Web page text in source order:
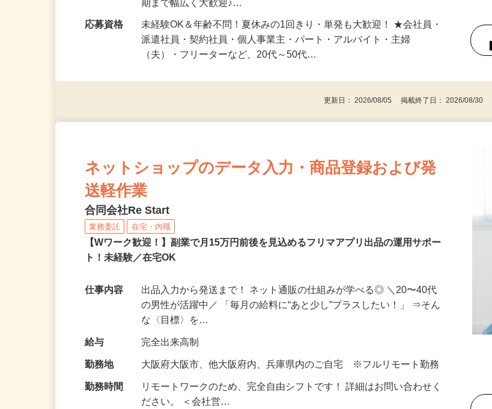
1日5分～OK！好きな時間やスキマ時間でサクッと♪ ☆1日のみ～中長
期まで幅広く大歓迎♪…
未経験OK＆年齢不問！夏休みの1回きり・単発も大歓迎！ ★会社員・
派遣社員・契約社員・個人事業主・パート・アルバイト・主婦
更新日： 2026/08/05 掲載終了日： 2026/08/30
ネットショップのデータ入力・商品登録および発
送軽作業
合同会社Re Start
業務委託 在宅・内職
【Wワーク歓迎！】副業で月15万円前後を見込めるフリマアプリ出品の運用サポー
出品入力から発送まで！ ネット通販の仕組みが学べる◎ ＼20〜40代
な〈目標〉を…
給与 完全出来高制
勤務地 大阪府大阪市、他大阪府内、兵庫県内のご自宅 ※フルリモート勤務